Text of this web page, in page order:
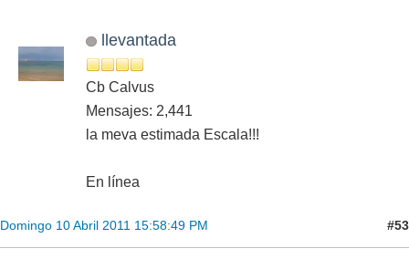
llevantada
Cb Calvus
Mensajes: 2,441
la meva estimada Escala!!!
En línea
Domingo 10 Abril 2011 15:58:49 PM #53